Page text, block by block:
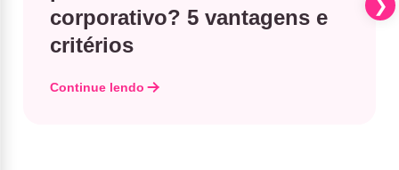
corporativo? 5 vantagens e
critérios
Continue lendo